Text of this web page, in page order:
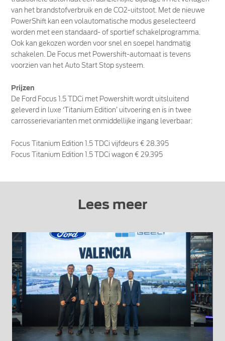
van het brandstofverbruik en de CO2-uitstoot. Met de nieuwe
PowerShift kan een volautomatische modus geselecteerd
worden met een standaard- of sportief schakelprogramma.
Ook kan gekozen worden voor snel en soepel handmatig
schakelen. De Focus met Powershift-automaat is tevens
voorzien van het Auto Start Stop systeem.
Prijzen
De Ford Focus 1.5 TDCi met Powershift wordt uitsluitend
geleverd in luxe ‘Titanium Edition’ uitvoering en is in twee
carrosserievarianten met onmiddellijke ingang leverbaar:
Focus Titanium Edition 1.5 TDCi vijfdeurs € 28.395
Focus Titanium Edition 1.5 TDCi wagon € 29.395
Lees meer